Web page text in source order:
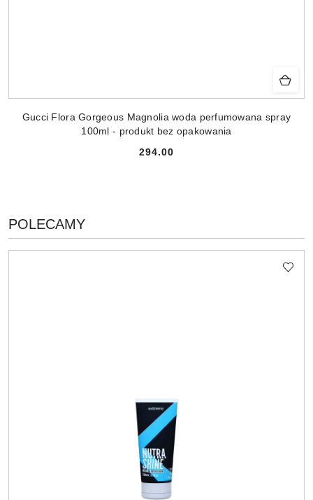
Gucci Flora Gorgeous Magnolia woda perfumowana spray
100ml - produkt bez opakowania
Cena:
294.00
Pomiń karuzelę produktów
PRODUKTY
O
POLECAMY